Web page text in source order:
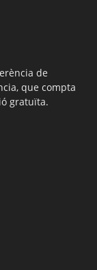
de
que compta
gratuïta.